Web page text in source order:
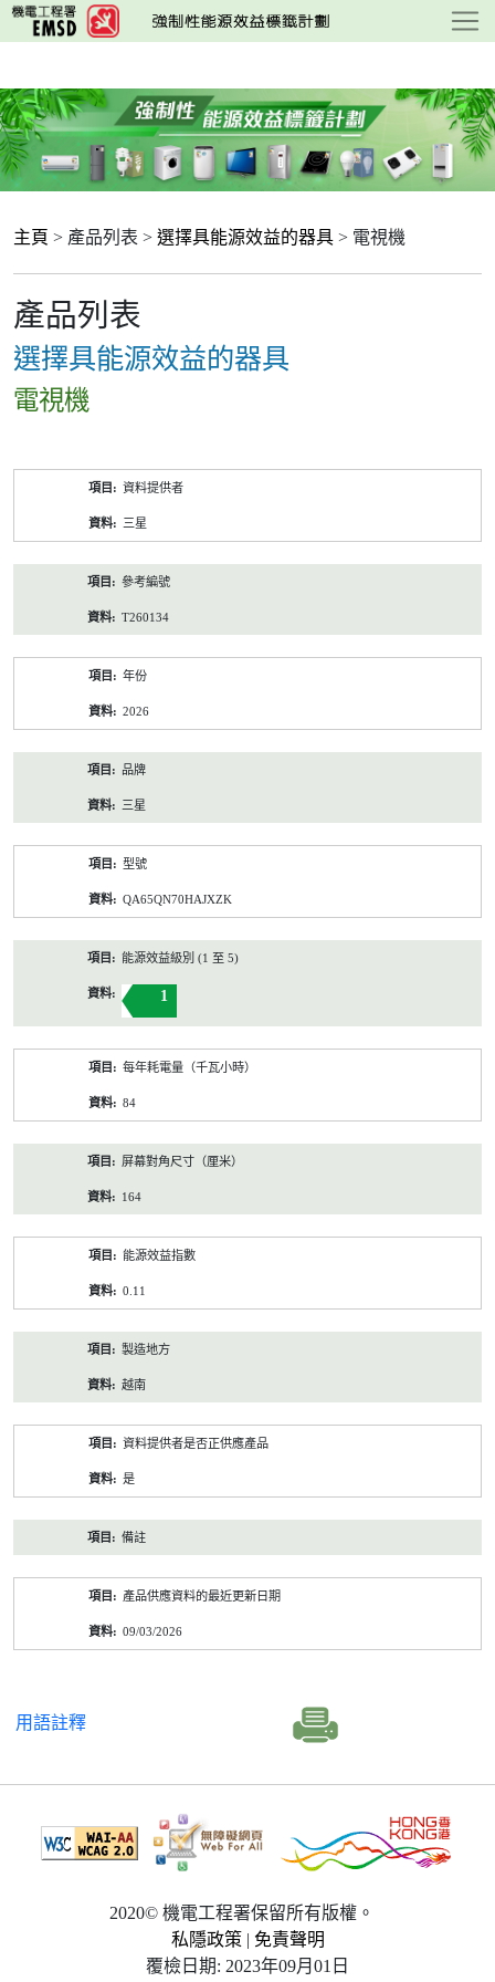
跳
至
要
內
容
主頁 > 產品列表 > 選擇具能源效益的器具 > 電視機
產品列表
選擇具能源效益的器具
電視機
資料提供者
三星
參考編號
T260134
年份
2026
品牌
三星
型號
QA65QN70HAJXZK
能源效益級別 (1 至 5)
1
每年耗電量（千瓦小時）
84
屏幕對角尺寸（厘米）
164
能源效益指數
0.11
製造地方
越南
資料提供者是否正供應產品
是
備註
產品供應資料的最近更新日期
09/03/2026
用語註釋
2020© 機電工程署保留所有版權。
私隱政策 | 免責聲明
覆檢日期: 2023年09月01日